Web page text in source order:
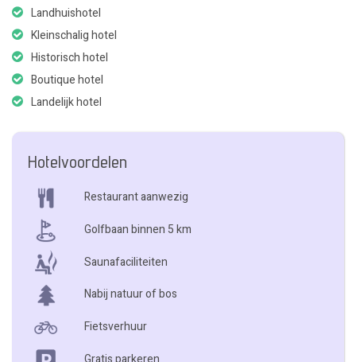
Landhuishotel
Kleinschalig hotel
Historisch hotel
Boutique hotel
Landelijk hotel
Hotelvoordelen
Restaurant aanwezig
Golfbaan binnen 5 km
Saunafaciliteiten
Nabij natuur of bos
Fietsverhuur